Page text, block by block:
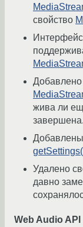
свойство
Интерфейс
Добавлено
жива ли
завершена.
Удалено
давно
Web Audio API